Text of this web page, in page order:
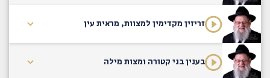
זריזין מקדימין למצוות, מראית עין
בענין בני קטורה ומצות מילה